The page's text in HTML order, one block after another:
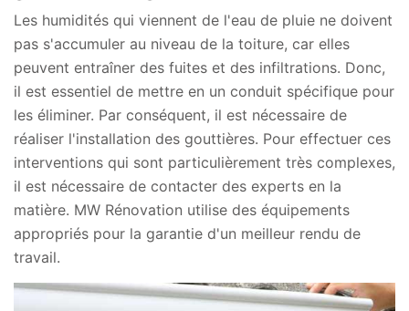
Les humidités qui viennent de l'eau de pluie ne doivent
pas s'accumuler au niveau de la toiture, car elles
peuvent entraîner des fuites et des infiltrations. Donc,
il est essentiel de mettre en un conduit spécifique pour
les éliminer. Par conséquent, il est nécessaire de
réaliser l'installation des gouttières. Pour effectuer ces
interventions qui sont particulièrement très complexes,
il est nécessaire de contacter des experts en la
matière. MW Rénovation utilise des équipements
appropriés pour la garantie d'un meilleur rendu de
travail.